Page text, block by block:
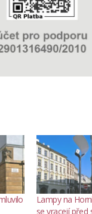
Lampy na
se vracejí před